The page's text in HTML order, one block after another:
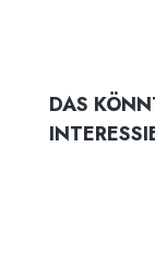
Produktgalerie
DAS